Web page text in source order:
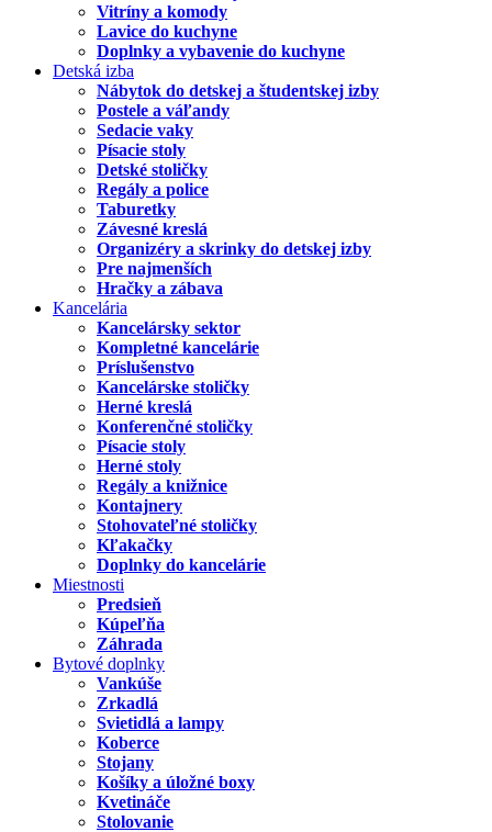
Vitríny a komody
Lavice do kuchyne
Doplnky a vybavenie do kuchyne
Detská izba
Nábytok do detskej a študentskej izby
Postele a váľandy
Sedacie vaky
Písacie stoly
Detské stoličky
Regály a police
Taburetky
Závesné kreslá
Organizéry a skrinky do detskej izby
Pre najmenších
Hračky a zábava
Kancelária
Kancelársky sektor
Kompletné kancelárie
Príslušenstvo
Kancelárske stoličky
Herné kreslá
Konferenčné stoličky
Písacie stoly
Herné stoly
Regály a knižnice
Kontajnery
Stohovateľné stoličky
Kľakačky
Doplnky do kancelárie
Miestnosti
Predsieň
Kúpeľňa
Záhrada
Bytové doplnky
Vankúše
Zrkadlá
Svietidlá a lampy
Koberce
Stojany
Košíky a úložné boxy
Kvetináče
Stolovanie